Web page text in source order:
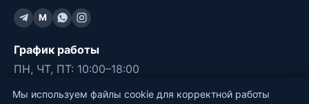
M
График работы
ПН, ЧТ, ПТ: 10:00–18:00
СБ, ВС: 11:00–17:00
Мы используем файлы cookie для корректной работы